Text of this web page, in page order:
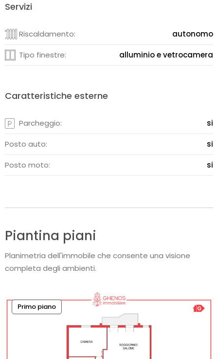
Servizi
Riscaldamento: autonomo
Tipo finestre: alluminio e vetrocamera
Caratteristiche esterne
Parcheggio: si
Posto auto: si
Posto moto: si
Piantina piani
Planimetria dell'immobile che consente una visione
completa degli ambienti.
Primo piano